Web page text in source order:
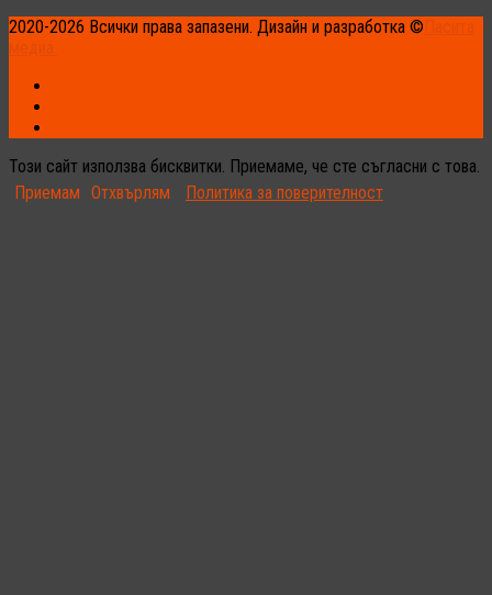
2020-2026 Всички права запазени. Дизайн и разработка ©
Този сайт използва бисквитки. Приемаме, че сте съгласни с това.
Приемам Отхвърлям Политика за поверителност